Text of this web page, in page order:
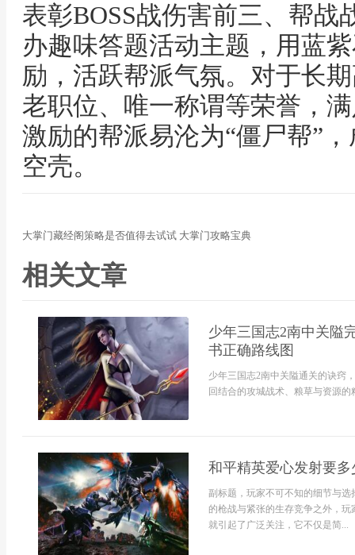
表彰BOSS战伤害前三、帮战
办趣味答题活动主题，用蓝
励，活跃帮派气氛。对于长
老职位、唯一称谓等荣誉，
激励的帮派易沦为“僵尸帮”
空壳。
大掌门藏经阁策略是否值得去试试 大掌门攻略宝典
相关文章
少年三国志2南中关隘
书正确路线图
少年三国志2南中关隘通关的诀窍
回结合的攻城战术、粮草与资源
和平精英爱心发射要
副标题，玩家不可不知的细节与
的枪战与紧张的生存竞争之外，
就引起了广泛关注，它不仅是简...